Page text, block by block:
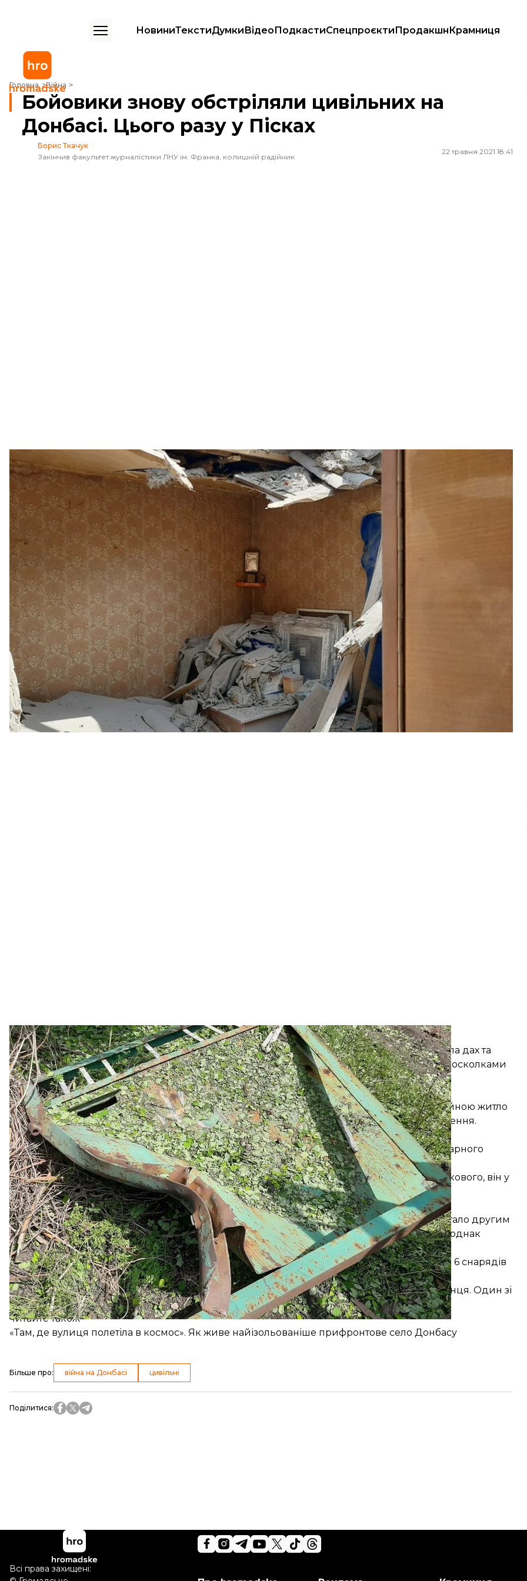
НовиниТекстиДумкиВідеоПодкастиСпецпроєктиПродакшнКрамниця
Головна Війна
Бойовики знову обстріляли цивільних на Донбасі. Цього разу у Пісках
Бойовики знову обстріляли цивільних на
Донбасі. Цього разу у Пісках
Борис Ткачук
Закінчив факультет журналістики ЛНУ ім. Франка, колишній радійник
22 травня 2021 18:41
Штаб ООС
Бойовики обстріляли помешкання цивільних у Пісках, що на Донеччині. Цього місяця вони вже
двічі відкривали вогонь по Мар’їнці.
Про це заявилиу штабі операції Об’єднаних сил.
Обстріл Пісків відбувся 22 травня з мінометів калібру 120 мм. Під нього потрапив приватний сектор.
О 6:55 у двір одного з місцевих мешканців влучила міна — вибуховою хвилею вирвало ворота та
пошкоджено огорожу.
Господар вибіг на вулицю, щоб подивитися, що сталося, і так цим врятував собі життя.
Штаб ООС
У штабі наголошують, що у цей момент наступна міна влучила вже у сам будинок: пробила дах та
здетонувала на горищі. Внаслідок цього було зруйновано стелю вітальні та пошкоджено осколками
інші кімнати житлового будинку.
читайте також
«Живеш нормально — забий!», або Як люди домагаються компенсацій за зруйноване війною житло
Українська сторонаСЦККпровела фотофіксацію та верифікацію обстрілу мирного населення.
Зафіксувала факти численних пошкоджень будинку та прилеглого домогосподарства.
У штабі наголошують, що такі дії бойовиків є грубим порушенням Міжнародного гуманітарного
права та Мінських домовленостей.
Зазначимо, від початку доби, 22 травня, снайпер бойовиківпоранивукраїнського військового, він у
важкому стані.
Обстріли Мар'їнки
20 травня бойовикиобстрілялижитловий квартал міста Мар'їнка, що на Донеччині. Це стало другим
обстрілом населеного пункту із початку травня. Ніхто із місцевих жителів не постраждав, однак
пошкодження дістали їхні будинки.
Минулого разу бойовикиобстрілювалиМар'їнку ввечері 8 травня. Тоді вони застосували 6 снарядів
із гармати калібру 100 міліметрів.
Унаслідок обстрілу пошкодили шість житлових будинків та автомобіль місцевого мешканця. Один зі
снарядів вибухнув за декілька метрів від будинку.
читайте також
«Там, де вулиця полетіла в космос». Як живе найізольованіше прифронтове село Донбасу
Більше про: війна на Донбасі цивільні
Поділитися:
Всі права захищені: